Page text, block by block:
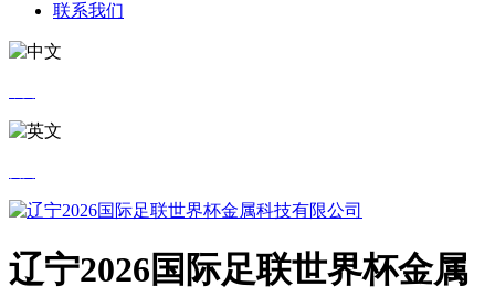
联系我们
辽宁2026国际足联世界杯金属